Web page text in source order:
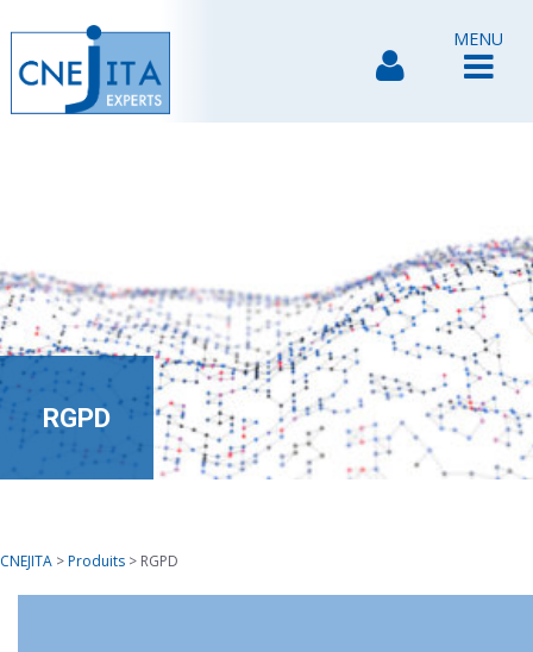
MENU
RGPD
CNEJITA >Produits > RGPD